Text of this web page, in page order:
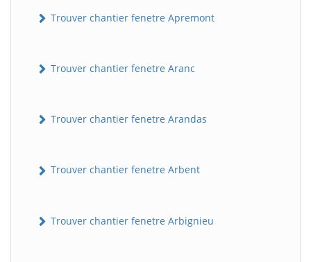
Trouver chantier fenetre Apremont
Trouver chantier fenetre Aranc
Trouver chantier fenetre Arandas
Trouver chantier fenetre Arbent
Trouver chantier fenetre Arbignieu